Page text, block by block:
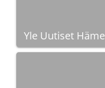
Yle Uutiset Häme